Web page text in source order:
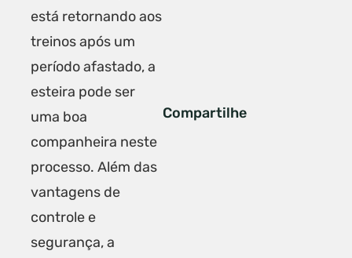
está retornando aos
treinos após um
período afastado, a
esteira pode ser
uma boa
companheira neste
processo. Além das
vantagens de
controle e
segurança, a
Compartilhe